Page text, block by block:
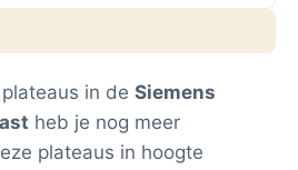
in de Siemens
heb je nog meer
plateaus in hoogte